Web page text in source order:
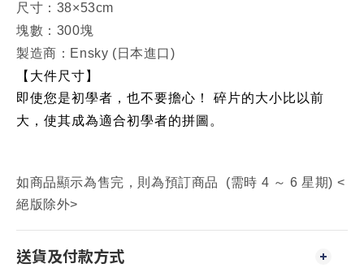
尺寸：38×53cm
塊數：300塊
製造商：Ensky (日本進口)
【大件尺寸】
即使您是初學者，也不要擔心！ 碎片的大小比以前
大，使其成為適合初學者的拼圖。
如商品顯示為售完，則為預訂商品 (需時 4 ～ 6 星期) <
絕版除外>
送貨及付款方式